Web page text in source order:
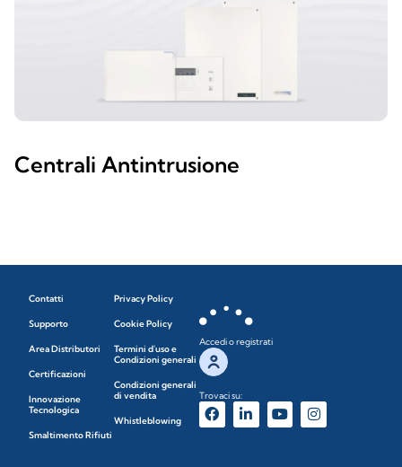
Centrali Antintrusione
Contatti
Supporto
Area Distributori
Certificazioni
Innovazione
Tecnologica
Smaltimento Rifiuti
Privacy Policy
Cookie Policy
Termini d'uso e
Condizioni generali
Condizioni generali
di vendita
Whistleblowing
Accedi o registrati
Trovaci su: